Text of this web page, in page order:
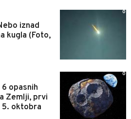
iznad
kugla (Foto,
0
opasnih
Zemlji, prvi
5. oktobra
0